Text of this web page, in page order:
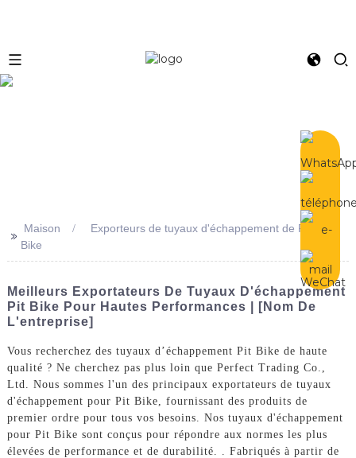
>> Maison
Exporteurs de tuyaux d'échappement de Pit
Bike
Meilleurs Exportateurs De Tuyaux D'échappement
Pit Bike Pour Hautes Performances | [Nom De
L'entreprise]
Vous recherchez des tuyaux d’échappement Pit Bike de haute
qualité ? Ne cherchez pas plus loin que Perfect Trading Co.,
Ltd. Nous sommes l'un des principaux exportateurs de tuyaux
d'échappement pour Pit Bike, fournissant des produits de
premier ordre pour tous vos besoins. Nos tuyaux d'échappement
pour Pit Bike sont conçus pour répondre aux normes les plus
élevées de performance et de durabilité. . Fabriqués à partir de